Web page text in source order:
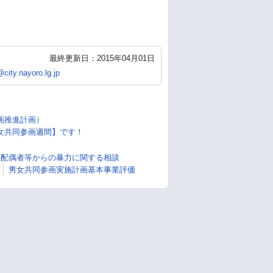
最終更新日：2015年04月01日
進計画）
共同参画週間】です！
配偶者等からの暴力に関する相談
男女共同参画実施計画基本事業評価